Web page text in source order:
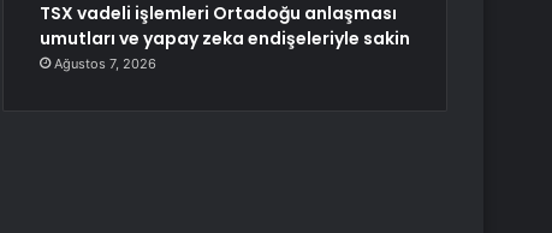
TSX vadeli işlemleri Ortadoğu anlaşması
umutları ve yapay zeka endişeleriyle sakin
Ağustos 7, 2026